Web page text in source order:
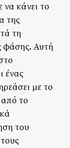
κάνει το
της
τη
φάσης. Αυτή
ένας
με το
από το
του